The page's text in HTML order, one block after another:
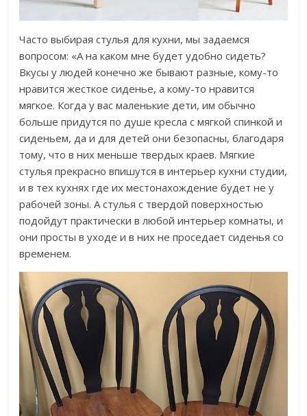
Часто выбирая стулья для кухни, мы задаемся
вопросом: «А на каком мне будет удобно сидеть?
Вкусы у людей конечно же бывают разные, кому-то
нравится жесткое сиденье, а кому-то нравится
мягкое. Когда у вас маленькие дети, им обычно
больше придутся по душе кресла с мягкой спинкой и
сиденьем, да и для детей они безопасны, благодаря
тому, что в них меньше твердых краев. Мягкие
стулья прекрасно впишутся в интерьер кухни студии,
и в тех кухнях где их местонахождение будет не у
рабочей зоны. А стулья с твердой поверхностью
подойдут практически в любой интерьер комнаты, и
они просты в уходе и в них не проседает сиденья со
временем.